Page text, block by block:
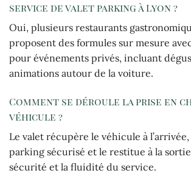
service de valet parking à Lyon ?
Oui, plusieurs restaurants
proposent des formules sur mesure
pour événements privés, incluant
animations autour de la voiture.
Comment se déroule la prise en
véhicule ?
Le valet récupère le véhicule à
parking sécurisé et le restitue à la
sécurité et la fluidité du service.